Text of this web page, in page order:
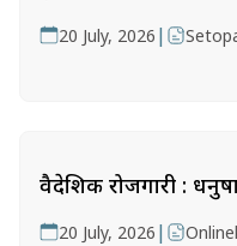
20 July, 2026 |
वैदेशिक रोजगारी :
20 July, 2026 |